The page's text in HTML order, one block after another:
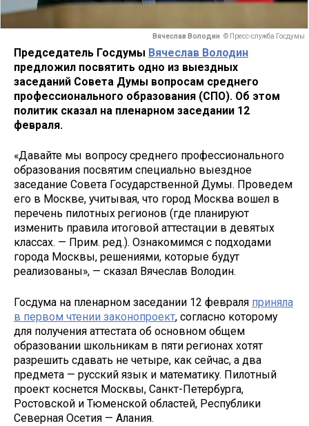
Вячеслав Володин © Пресс-служба Госдумы
Председатель Госдумы Вячеслав Володин
предложил посвятить одно из выездных
заседаний Совета Думы вопросам среднего
профессионального образования (СПО). Об этом
политик сказал на пленарном заседании 12
февраля.
«Давайте мы вопросу среднего профессионального
образования посвятим специально выездное
заседание Совета Государственной Думы. Проведем
его в Москве, учитывая, что город Москва вошел в
перечень пилотных регионов (где планируют
изменить правила итоговой аттестации в девятых
классах. — Прим. ред.). Ознакомимся с подходами
города Москвы, решениями, которые будут
реализованы», — сказал Вячеслав Володин.
Госдума на пленарном заседании 12 февраля приняла
в первом чтении законопроект, согласно которому
для получения аттестата об основном общем
образовании школьникам в пяти регионах хотят
разрешить сдавать не четыре, как сейчас, а два
предмета — русский язык и математику. Пилотный
проект коснется Москвы, Санкт-Петербурга,
Ростовской и Тюменской областей, Республики
Северная Осетия — Алания.